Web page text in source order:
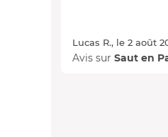
Lucas R., le 2 août
Avis sur Saut en